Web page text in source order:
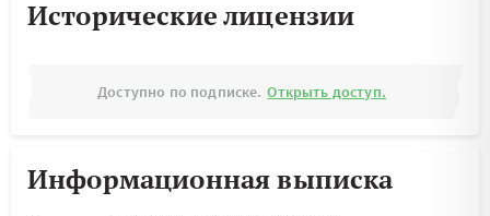
Исторические лицензии
Доступно по подписке. Открыть доступ.
Информационная выписка